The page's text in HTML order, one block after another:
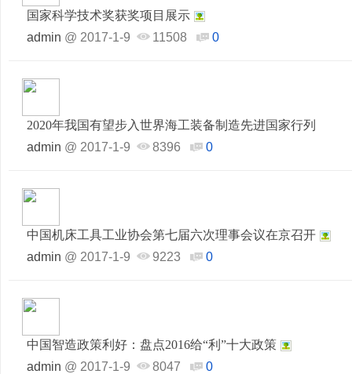
国家科学技术奖获奖项目展示
admin @ 2017-1-9 11508 0
2020年我国有望步入世界海工装备制造先进国家行列
admin @ 2017-1-9 8396 0
中国机床工具工业协会第七届六次理事会议在京召开
admin @ 2017-1-9 9223 0
中国智造政策利好：盘点2016给“利”十大政策
admin @ 2017-1-9 8047 0